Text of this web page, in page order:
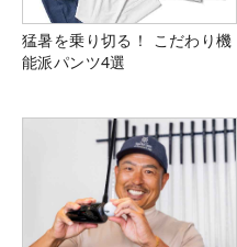
猛暑を乗り切る！ こだわり機
能派パンツ4選